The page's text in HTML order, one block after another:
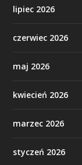
lipiec 2026
czerwiec 2026
maj 2026
kwiecień 2026
marzec 2026
styczeń 2026